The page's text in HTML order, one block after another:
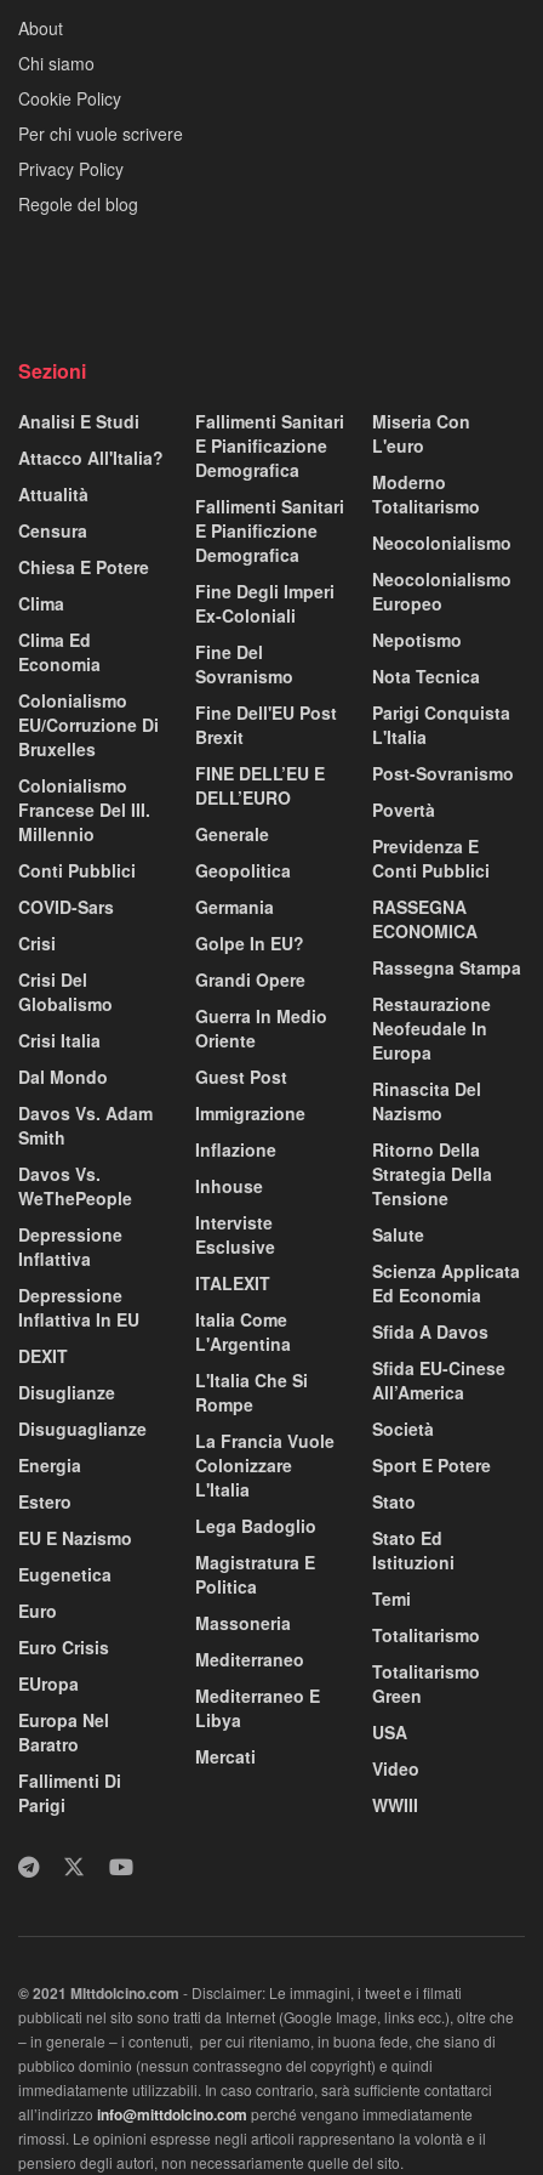
About
Chi siamo
Cookie Policy
Per chi vuole scrivere
Privacy Policy
Regole del blog
Sezioni
Analisi E Studi
Attacco All'Italia?
Attualità
Censura
Chiesa E Potere
Clima
Clima Ed
Economia
Colonialismo
EU/corruzione Di
Bruxelles
Colonialismo
Francese Del III.
Millennio
Conti Pubblici
COVID-Sars
Crisi
Crisi Del
Globalismo
Crisi Italia
Dal Mondo
Davos Vs. Adam
Smith
Davos Vs.
WeThePeople
Depressione
Inflattiva
Depressione
Inflattiva In EU
DEXIT
Disuglianze
Disuguaglianze
Energia
Estero
EU E Nazismo
Eugenetica
Euro
Euro Crisis
EUropa
Europa Nel
Baratro
Fallimenti Di
Parigi
Fallimenti Sanitari
E Pianificazione
Demografica
Fallimenti Sanitari
E Pianificzione
Demografica
Fine Degli Imperi
Ex-Coloniali
Fine Del
Sovranismo
Fine Dell'EU Post
Brexit
FINE DELL’EU E
DELL’EURO
Generale
Geopolitica
Germania
Golpe In EU?
Grandi Opere
Guerra In Medio
Oriente
Guest Post
Immigrazione
Inflazione
Inhouse
Interviste
Esclusive
ITALEXIT
Italia Come
L'Argentina
L'Italia Che Si
Rompe
La Francia Vuole
Colonizzare
L'Italia
Lega Badoglio
Magistratura E
Politica
Massoneria
Mediterraneo
Mediterraneo E
Libya
Mercati
Miseria Con
L'euro
Moderno
Totalitarismo
Neocolonialismo
Neocolonialismo
Europeo
Nepotismo
Nota Tecnica
Parigi Conquista
L'Italia
Post-Sovranismo
Povertà
Previdenza E
Conti Pubblici
RASSEGNA
ECONOMICA
Rassegna Stampa
Restaurazione
Neofeudale In
Europa
Rinascita Del
Nazismo
Ritorno Della
Strategia Della
Tensione
Salute
Scienza Applicata
Ed Economia
Sfida A Davos
Sfida EU-Cinese
All’America
Società
Sport E Potere
Stato
Stato Ed
Istituzioni
Temi
Totalitarismo
Totalitarismo
Green
USA
Video
WWIII
© 2021 MIttdolcino.com - Disclaimer: Le immagini, i tweet e i filmati
pubblicati nel sito sono tratti da Internet (Google Image, links ecc.), oltre che
– in generale – i contenuti, per cui riteniamo, in buona fede, che siano di
pubblico dominio (nessun contrassegno del copyright) e quindi
immediatamente utilizzabili. In caso contrario, sarà sufficiente contattarci
all’indirizzo info@mittdolcino.com perché vengano immediatamente
rimossi. Le opinioni espresse negli articoli rappresentano la volontà e il
pensiero degli autori, non necessariamente quelle del sito.